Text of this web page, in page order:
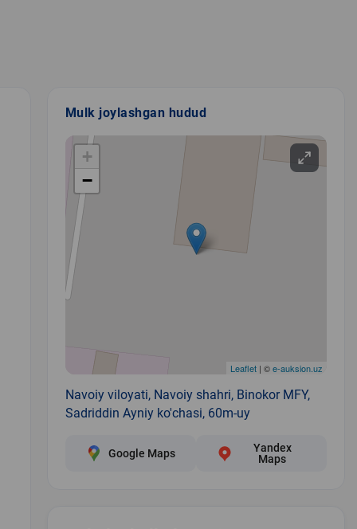
Mulk joylashgan hudud
+
−
Leaflet| ©e-auksion.uz
Navoiy viloyati, Navoiy shahri, Binokor MFY,
Sadriddin Ayniy ko'chasi, 60m-uy
Google Maps
Yandex
Maps